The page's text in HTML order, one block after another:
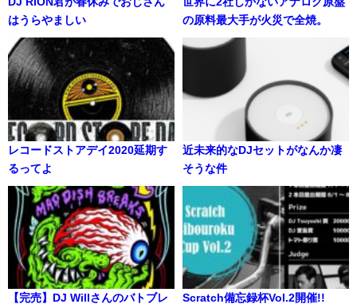
はうらやましい
の原料最大手が火災で全焼。
レコードストアデイ2020延期す
るってよ
近未来的なDJセットがなんか凄
そうな件
【完売】DJ Willさんのバトブレ
Scratch備忘録杯Vol.2開催!!